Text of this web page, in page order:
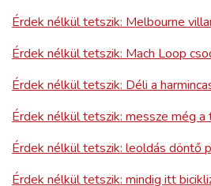
Érdek nélkül tetszik: Melbourne
Érdek nélkül tetszik: Mach Loop
Érdek nélkül tetszik: Déli a
Érdek nélkül tetszik: messze még a
Érdek nélkül tetszik: leoldás döntő
Érdek nélkül tetszik: mindig itt